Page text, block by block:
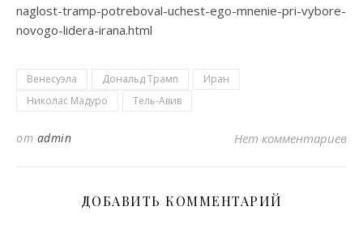
naglost-tramp-potreboval-uchest-ego-mnenie-pri-vybore-
novogo-lidera-irana.html
Венесуэла Дональд Трамп
Иран
Николас Мадуро
Тель-Авив
от admin Нет комментариев
ДОБАВИТЬ КОММЕНТАРИЙ